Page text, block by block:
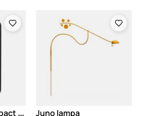
F
ramery One Compact zvučno izolovana kabina Juno lampa